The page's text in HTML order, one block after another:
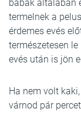
babák általában
termelnek a
érdemes evés
természetesen
evés után is jön
Ha nem volt
várnod pár